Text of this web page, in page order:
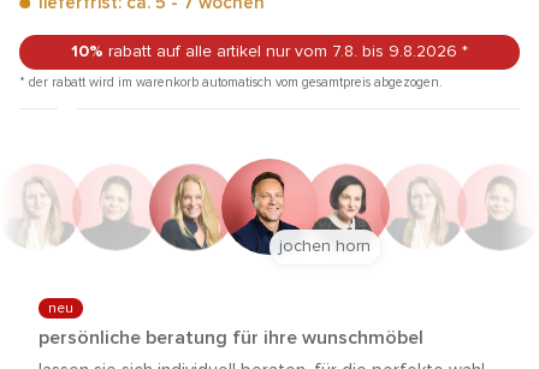
10% rabatt auf alle artikel nur vom 7.8. bis 9.8.2026 *
* der rabatt wird im warenkorb automatisch vom gesamtpreis abgezogen.
neu
persönliche beratung für ihre wunschmöbel
jochen horn